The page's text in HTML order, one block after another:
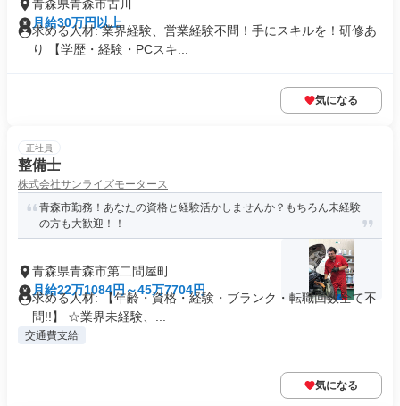
青森県青森市古川
月給30万円以上
求める人材: 業界経験、営業経験不問！手にスキルを！研修あ
り 【学歴・経験・PCスキ...
気になる
正社員
整備士
株式会社サンライズモータース
青森市勤務！あなたの資格と経験活かしませんか？もちろん未経験
の方も大歓迎！！
青森県青森市第二問屋町
月給22万1084円～45万7704円
求める人材: 【年齢・資格・経験・ブランク・転職回数全て不
問!!】 ☆業界未経験、...
交通費支給
気になる